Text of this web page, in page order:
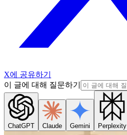
X에 공유하기
이 글에 대해 질문하기
ChatGPT Claude Gemini Perplexity